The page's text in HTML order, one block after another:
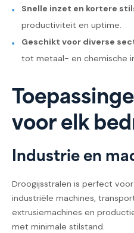
Snelle inzet en kortere
productiviteit en uptime.
Geschikt voor diverse
tot metaal- en chemische
voor elk
Industrie en
Droogijsstralen is perfect
industriële machines,
extrusiemachines en
met minimale stilstand.